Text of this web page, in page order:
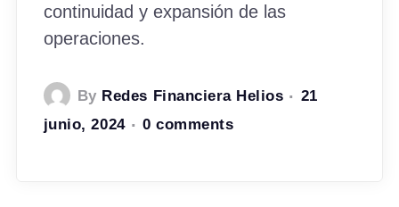
continuidad y expansión de las
operaciones.
By Redes Financiera Helios
21
junio, 2024
0 comments